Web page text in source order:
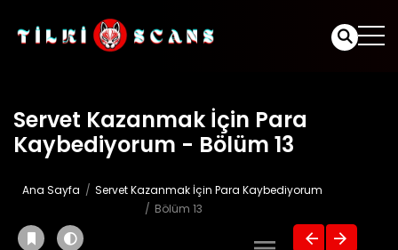
Servet Kazanmak İçin Para
Kaybediyorum - Bölüm 13
Ana Sayfa
Servet Kazanmak İçin Para Kaybediyorum
Bölüm 13